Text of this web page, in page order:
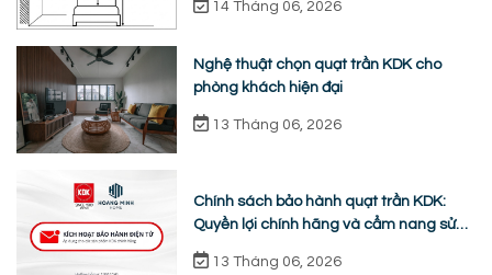
14 Tháng 06, 2026
Nghệ thuật chọn quạt trần KDK cho
phòng khách hiện đại
13 Tháng 06, 2026
Chính sách bảo hành quạt trần KDK:
Quyền lợi chính hãng và cẩm nang sửa
chữa từ A-Z
13 Tháng 06, 2026